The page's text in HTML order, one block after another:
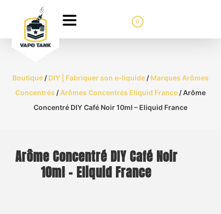
0
Boutique/ DIY | Fabriquer son e-liquide/ Marques Arômes
Concentrés / Arômes Concentrés Eliquid France/ Arôme
Concentré DIY Café Noir 10ml – Eliquid France
Arôme Concentré DIY Café Noir
10ml – Eliquid France